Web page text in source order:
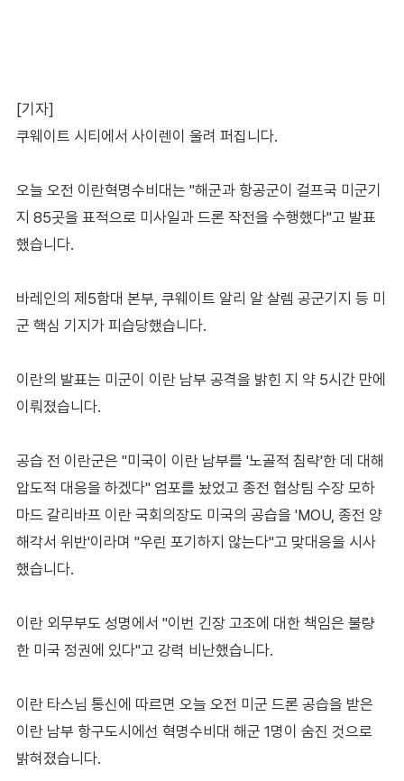
[기자]
쿠웨이트 시티에서 사이렌이 울려 퍼집니다.
오늘 오전 이란혁명수비대는 "해군과 항공군이 걸프국 미군기
지 85곳을 표적으로 미사일과 드론 작전을 수행했다"고 발표
했습니다.
바레인의 제5함대 본부, 쿠웨이트 알리 알 살렘 공군기지 등 미
군 핵심 기지가 피습당했습니다.
이란의 발표는 미군이 이란 남부 공격을 밝힌 지 약 5시간 만에
이뤄졌습니다.
공습 전 이란군은 "미국이 이란 남부를 '노골적 침략'한 데 대해
압도적 대응을 하겠다" 엄포를 놨었고 종전 협상팀 수장 모하
마드 갈리바프 이란 국회의장도 미국의 공습을 'MOU, 종전 양
해각서 위반'이라며 "우린 포기하지 않는다"고 맞대응을 시사
했습니다.
이란 외무부도 성명에서 "이번 긴장 고조에 대한 책임은 불량
한 미국 정권에 있다"고 강력 비난했습니다.
이란 타스님 통신에 따르면 오늘 오전 미군 드론 공습을 받은
이란 남부 항구도시에선 혁명수비대 해군 1명이 숨진 것으로
밝혀졌습니다.